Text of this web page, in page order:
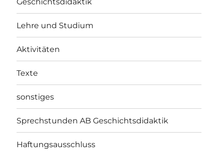
Lehre und Studium
Aktivitäten
Texte
sonstiges
Sprechstunden AB Geschichtsdidaktik
Haftungsausschluss